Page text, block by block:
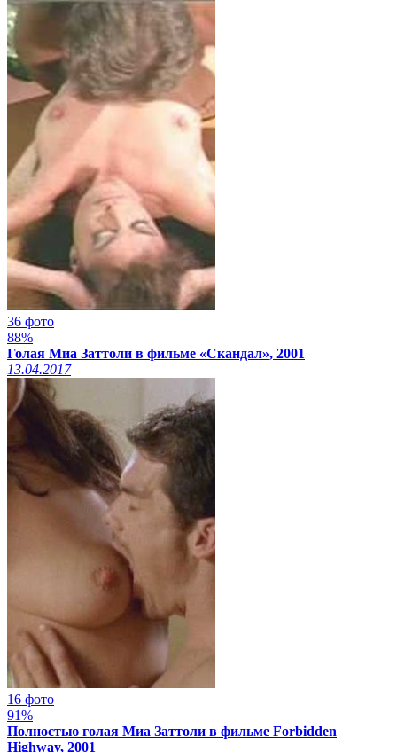
36 фото
88%
Голая Миа Заттоли в фильме «Скандал», 2001
13.04.2017
16 фото
91%
Полностью голая Миа Заттоли в фильме Forbidden
Highway, 2001